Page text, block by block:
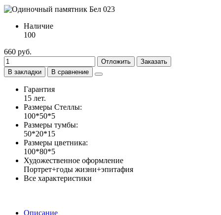
Наличие
100
660 руб.
Отложить
Заказать
В закладки
В сравнение
Гарантия
15 лет.
Размеры Стеллы:
100*50*5
Размеры тумбы:
50*20*15
Размеры цветника:
100*80*5
Художественное оформление
Портрет+годы жизни+эпитафия
Все характеристики
Описание